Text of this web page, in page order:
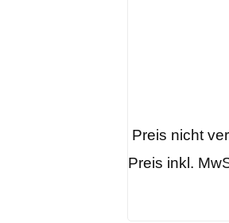
Preis nicht
Preis inkl.